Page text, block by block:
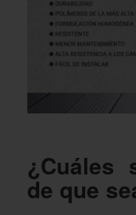
¿Cuáles
de que